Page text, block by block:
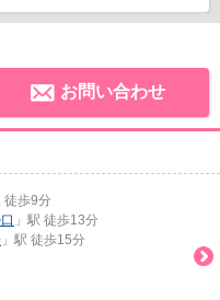
お問い合わせ
徒歩9分
」駅 徒歩13分
」駅 徒歩15分